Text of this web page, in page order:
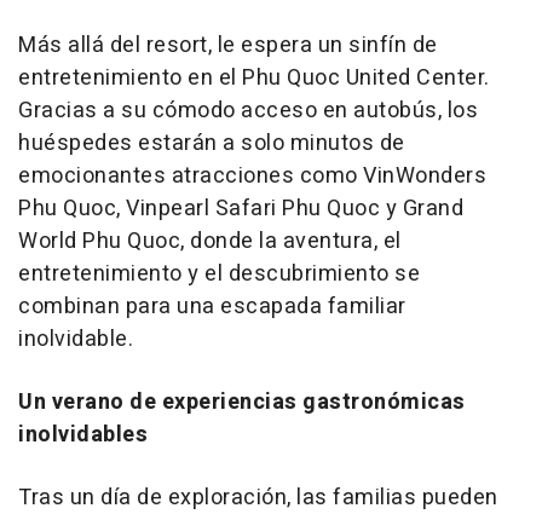
Más allá del resort, le espera un sinfín de
entretenimiento en el Phu Quoc United Center.
Gracias a su cómodo acceso en autobús, los
huéspedes estarán a solo minutos de
emocionantes atracciones como VinWonders
Phu Quoc, Vinpearl Safari Phu Quoc y Grand
World Phu Quoc, donde la aventura, el
entretenimiento y el descubrimiento se
combinan para una escapada familiar
inolvidable.
Un verano de experiencias gastronómicas
inolvidables
Tras un día de exploración, las familias pueden